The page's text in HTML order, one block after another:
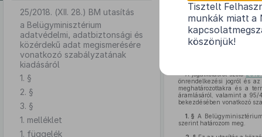
25/2018. (XII. 28.) BM utasítás
a Belügyminisztérium
adatvédelmi, adatbiztonsági és
közérdekű adat megismerésére
vonatkozó szabályzatának
kiadásáról
1. §
2. §
3. §
1. melléklet
1. függelék
a
A jogalkotásról szóló
önrendelkezési jogról és az
meghatározottakra és a
áramlásáról, valamint a
bekezdésében vonatkozó
1. § A
szerint határozom meg.
Tisztelt
munkák miatt a
köszönjük!